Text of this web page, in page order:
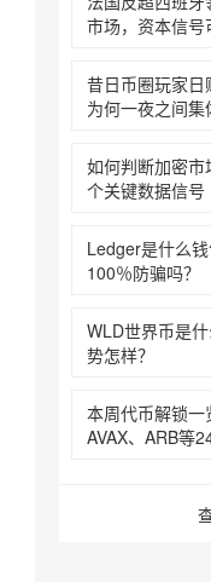
市场，资本信号
昔日币圈玩家
为何一夜之间集
如何判断加密
个关键数据信号‌‌‌‌‌‌
Ledger是什么
100％防骗吗？‌‌‌‌‌‌
WLD世界币是
势怎样？‌‌‌‌‌‌
本周代币解锁一
AVAX、ARB等